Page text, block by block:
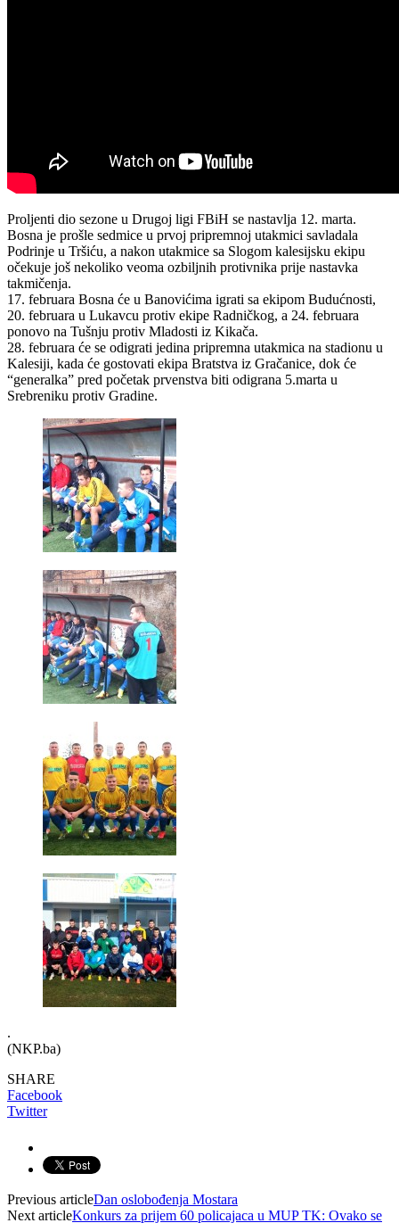
Proljenti dio sezone u Drugoj ligi FBiH se nastavlja 12. marta.
Bosna je prošle sedmice u prvoj pripremnoj utakmici savladala
Podrinje u Tršiću, a nakon utakmice sa Slogom kalesijsku ekipu
očekuje još nekoliko veoma ozbiljnih protivnika prije nastavka
takmičenja.
17. februara Bosna će u Banovićima igrati sa ekipom Budućnosti,
20. februara u Lukavcu protiv ekipe Radničkog, a 24. februara
ponovo na Tušnju protiv Mladosti iz Kikača.
28. februara će se odigrati jedina pripremna utakmica na stadionu u
Kalesiji, kada će gostovati ekipa Bratstva iz Gračanice, dok će
“generalka” pred početak prvenstva biti odigrana 5.marta u
Srebreniku protiv Gradine.
.
(NKP.ba)
SHARE
Facebook
Twitter
Previous articleDan oslobođenja Mostara
Next articleKonkurs za prijem 60 policajaca u MUP TK: Ovako se